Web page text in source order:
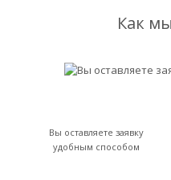
Как
Вы оставляете заявку
удобным способом